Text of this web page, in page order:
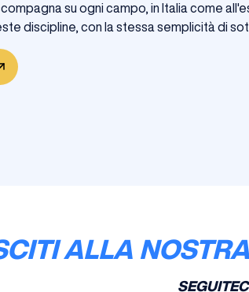
su ogni campo, in Italia come
discipline, con la stessa semplicità di
ALLA